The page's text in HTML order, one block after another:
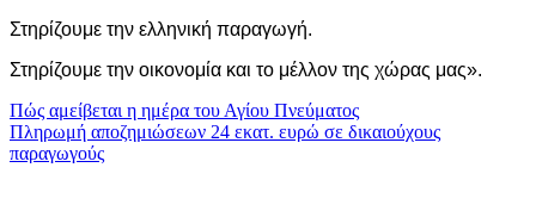
Στηρίζουμε την ελληνική παραγωγή.
Στηρίζουμε την οικονομία και το μέλλον της χώρας μας».
Πλοήγηση
άρθρων
Πώς αμείβεται η ημέρα του Αγίου Πνεύματος
Πληρωμή αποζημιώσεων 24 εκατ. ευρώ σε δικαιούχους
παραγωγούς